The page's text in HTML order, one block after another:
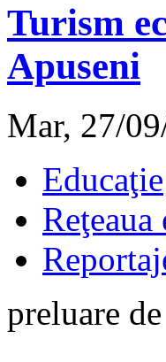
Turism
Apuseni
Mar, 27/
Educaţie
preluare